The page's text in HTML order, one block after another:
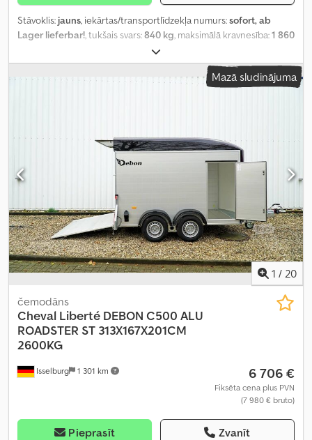
Stāvoklis: jauns, iekārtas/transportlīdzekļa numurs:sofort, ab
Lager lieferbar!, tukšais svars:840 kg, maksimālā kravnesība:1 860
, asu konfigurācija:
garums:3 000 mm, iekraušanas vietas platums:1 650 mm,
iekraušanas telpas augstums: 900 mm , iekraušanas telpas tilpums:
Mazā sludinājuma
1 / 20
Isselburg 1 301 km
čemodāns
Cheval Liberté DEBON C500 ALU
ROADSTER ST 313X167X201CM
2600KG
6 706 €
Fiksēta cena plus PVN
(7 980 € bruto)
Pieprasīt Zvanīt